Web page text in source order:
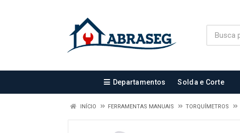
Departamentos Solda e Corte
INÍCIO FERRAMENTAS MANUAIS TORQUÍMETROS